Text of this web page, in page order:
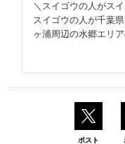
＼スイゴウの人がス
スイゴウの人が千葉
ヶ浦周辺の水郷エリ
ポスト